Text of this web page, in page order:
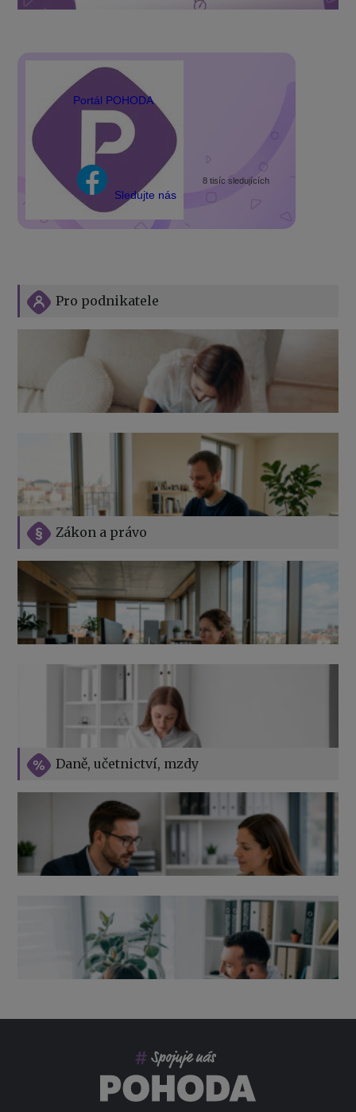
Portál POHODA
Sledujte nás
8 tisíc sledujících
Daně, učetnictví, mzdy
Zákon a právo
Vše o překážkách v práci na straně zaměstnavatele
Výpověď ze zdravotních důvodů 2026 – průvodce pro
zaměstnavatele
Pro podnikatele
Jak na podnikání při rodičovské dovolené
Přehledy pro OSSZ a zdravotní pojišťovny – jak na ně
v roce 2026